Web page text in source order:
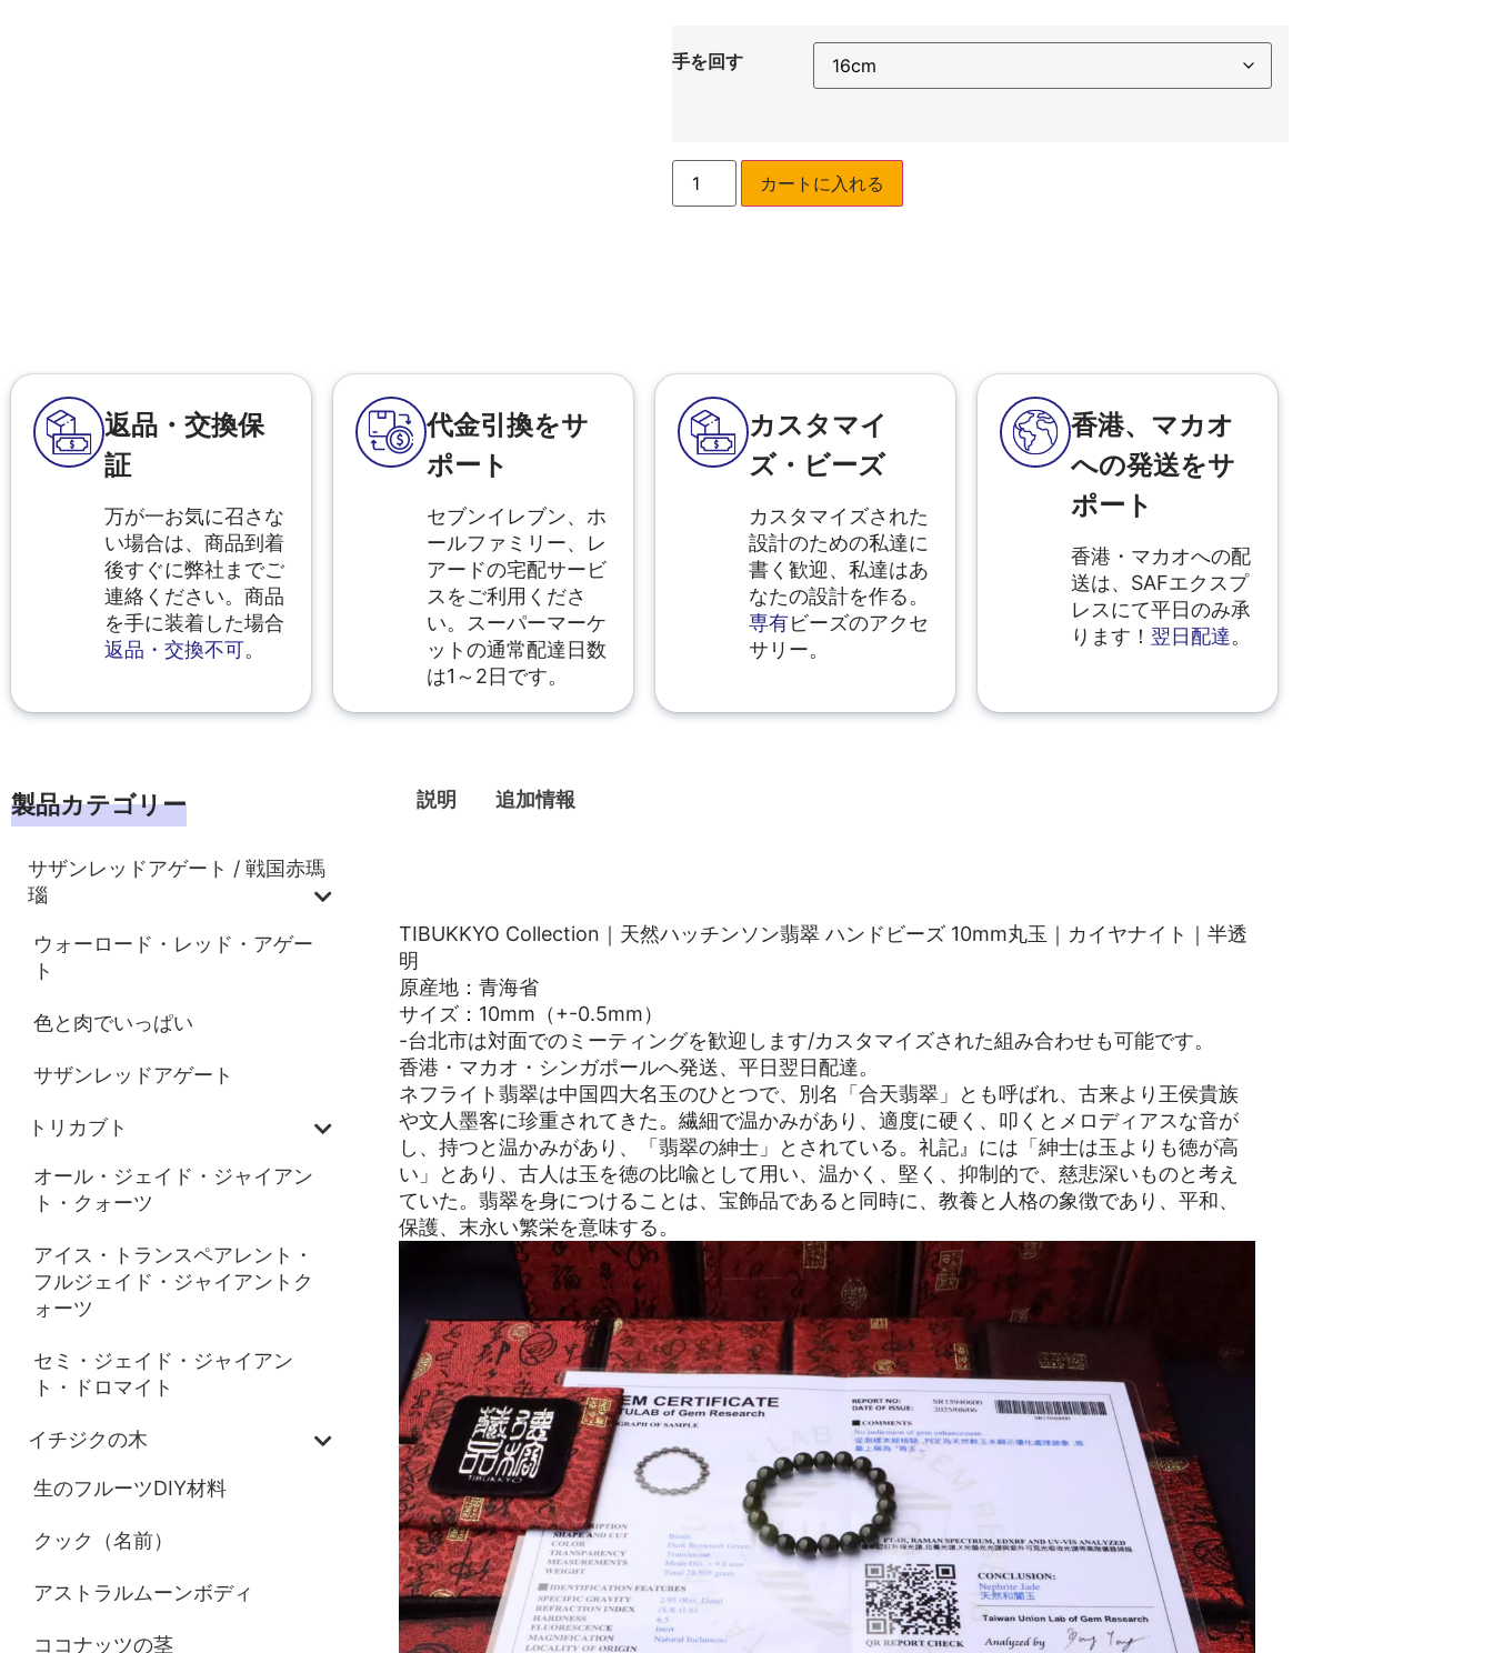
手を回す
カートに入れる
返品・交換保
証
万が一お気に召さな
い場合は、商品到着
後すぐに弊社までご
連絡ください。商品
を手に装着した場合
返品・交換不可。
代金引換をサ
ポート
セブンイレブン、ホ
ールファミリー、レ
アードの宅配サービ
スをご利用くださ
い。スーパーマーケ
ットの通常配達日数
は1～2日です。
カスタマイ
ズ・ビーズ
カスタマイズされた
設計のための私達に
書く歓迎、私達はあ
なたの設計を作る。
専有ビーズのアクセ
サリー。
香港、マカオ
への発送をサ
ポート
香港・マカオへの配
送は、SAFエクスプ
レスにて平日のみ承
ります！ 翌日配達。
製品カテゴリー
サザンレッドアゲート / 戦国赤瑪
瑙
ウォーロード・レッド・アゲー
ト
色と肉でいっぱい
サザンレッドアゲート
トリカブト
オール・ジェイド・ジャイアン
ト・クォーツ
アイス・トランスペアレント・
フルジェイド・ジャイアントク
ォーツ
セミ・ジェイド・ジャイアン
ト・ドロマイト
イチジクの木
生のフルーツDIY材料
クック（名前）
アストラルムーンボディ
ココナッツの茎
説明 追加情報
TIBUKKYO Collection｜天然ハッチンソン翡翠 ハンドビーズ 10mm丸玉｜カイヤナイト｜半透
明
原産地：青海省
サイズ：10mm（+-0.5mm）
-台北市は対面でのミーティングを歓迎します/カスタマイズされた組み合わせも可能です。
香港・マカオ・シンガポールへ発送、平日翌日配達。
ネフライト翡翠は中国四大名玉のひとつで、別名「合天翡翠」とも呼ばれ、古来より王侯貴族
や文人墨客に珍重されてきた。繊細で温かみがあり、適度に硬く、叩くとメロディアスな音が
し、持つと温かみがあり、「翡翠の紳士」とされている。礼記』には「紳士は玉よりも徳が高
い」とあり、古人は玉を徳の比喩として用い、温かく、堅く、抑制的で、慈悲深いものと考え
ていた。翡翠を身につけることは、宝飾品であると同時に、教養と人格の象徴であり、平和、
保護、末永い繁栄を意味する。